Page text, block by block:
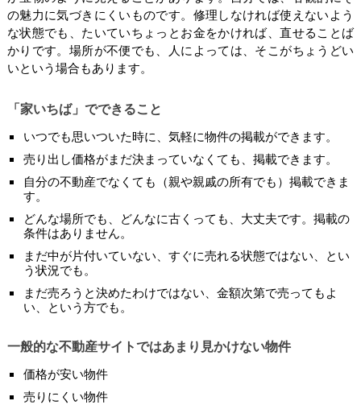
の魅力に気づきにくいものです。修理しなければ使えないよう
な状態でも、たいていちょっとお金をかければ、直せることば
かりです。場所が不便でも、人によっては、そこがちょうどい
いという場合もあります。
「家いちば」でできること
いつでも思いついた時に、気軽に物件の掲載ができます。
売り出し価格がまだ決まっていなくても、掲載できます。
自分の不動産でなくても（親や親戚の所有でも）掲載できま
す。
どんな場所でも、どんなに古くっても、大丈夫です。掲載の
条件はありません。
まだ中が片付いていない、すぐに売れる状態ではない、とい
う状況でも。
まだ売ろうと決めたわけではない、金額次第で売ってもよ
い、という方でも。
一般的な不動産サイトではあまり見かけない物件
価格が安い物件
売りにくい物件